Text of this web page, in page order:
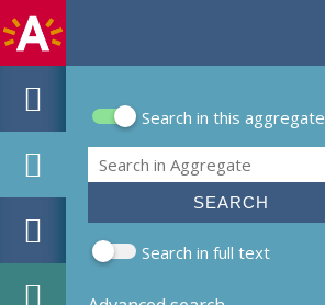
Search form
Search in this aggregate
Search
Search in full text